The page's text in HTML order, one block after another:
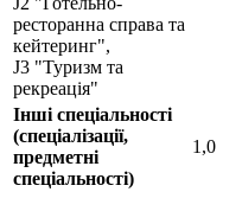
ресторанна справа та
кейтеринг",
J3 "Туризм та
рекреація"
Інші спеціальності
(спеціалізації,
предметні
спеціальності)
1,0